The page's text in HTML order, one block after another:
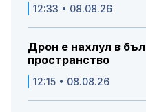
12:33 • 08.08.26
Дрон е нахлул в
пространство
12:15 • 08.08.26